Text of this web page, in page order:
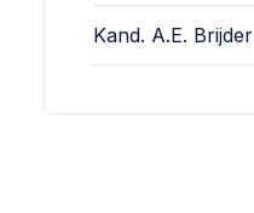
Kand. A.E. Brijder